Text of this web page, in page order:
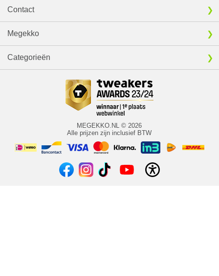
Contact
Megekko
Categorieën
MEGEKKO.NL © 2026
Alle prijzen zijn inclusief BTW